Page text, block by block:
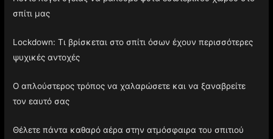
σπίτι μας
Lockdown: Τι βρίσκεται στο σπίτι όσων έχουν περισσότερες
ψυχικές αντοχές
Ο απλούστερος τρόπος να χαλαρώσετε και να ξαναβρείτε
τον εαυτό σας
Θέλετε πάντα καθαρό αέρα στην ατμόσφαιρα του σπιτιού